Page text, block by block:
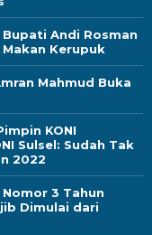
Andi Rosman
Kerupuk
Mahmud Buka
KONI
Sulsel: Sudah Tak
2022
3 Tahun
Dimulai dari